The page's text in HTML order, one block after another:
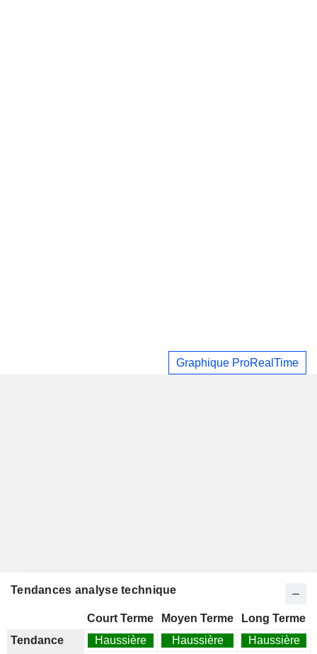
Graphique ProRealTime
Tendances analyse technique
Court Terme Moyen Terme
Long Terme
Tendance
Haussière Haussière
Haussière